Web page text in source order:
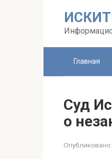
Главная
Суд
о
Опубликовано: